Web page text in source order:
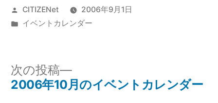
投
稿
CITIZENet
2006年9月1日
カ
ー:
イベントカレンダー
投
次の投稿
次
の
2006年10月のイベントカレンダー